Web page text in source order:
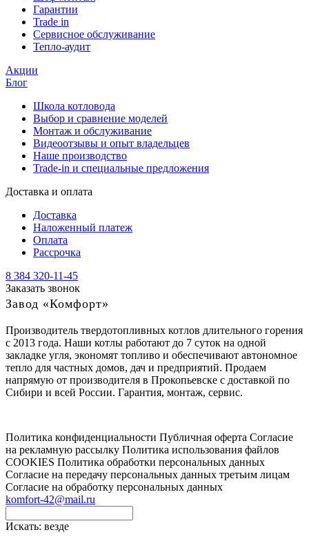
Гарантии
Trade in
Сервисное обслуживание
Тепло-аудит
Акции
Блог
Школа котловода
Выбор и сравнение моделей
Монтаж и обслуживание
Видеоотзывы и опыт владельцев
Наше производство
Trade-in и специальные предложения
Доставка и оплата
Доставка
Наложенный платеж
Оплата
Рассрочка
8 384 320-11-45
Заказать звонок
Завод «Комфорт»
Производитель твердотопливных котлов длительного горения
с 2013 года. Наши котлы работают до 7 суток на одной
закладке угля, экономят топливо и обеспечивают автономное
тепло для частных домов, дач и предприятий. Продаем
напрямую от производителя в Прокопьевске с доставкой по
Сибири и всей России. Гарантия, монтаж, сервис.
Политика конфиденциальности Публичная оферта Согласие
на рекламную рассылку Политика использования файлов
COOKIES Политика обработки персональных данных
Согласие на передачу персональных данных третьим лицам
Согласие на обработку персональных данных
komfort-42@mail.ru
Искать: везде